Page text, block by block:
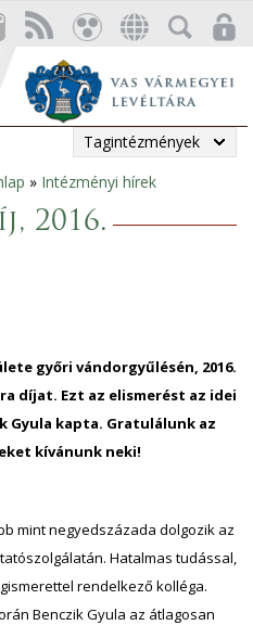
Tagintézmények
» Intézményi hírek
2016.
győri vándorgyűlésén, 2016.
díjat. Ezt az elismerést az idei
Gyula kapta. Gratulálunk az
kívánunk neki!
mint negyedszázada dolgozik az
Hatalmas tudással,
rendelkező kolléga.
Benczik Gyula az átlagosan